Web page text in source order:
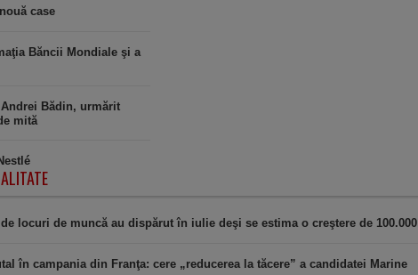
case
Băncii Mondiale şi a
Bădin, urmărit
mită
locuri de muncă au dispărut în iulie deşi se estima o creştere de 100.000
în campania din Franţa: cere „reducerea la tăcere” a candidatei Marine